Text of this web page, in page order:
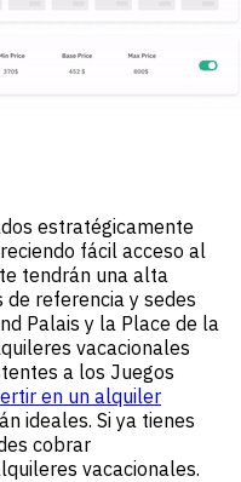
estratégicamente
fácil acceso al
tendrán una alta
de referencia y sedes
Palais y la Place de la
vacacionales
a los Juegos
en un alquiler
ideales. Si ya tienes
cobrar
vacacionales.